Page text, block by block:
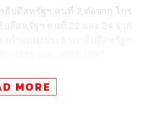
ธิบดีสหรัฐฯ คนที่ 2 ต่อจาก โกร
บดีสหรัฐฯ คนที่ 22 และ 24 จาก
MORE